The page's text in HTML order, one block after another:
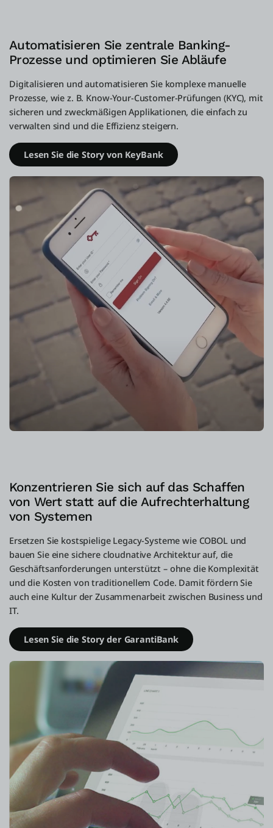
Automatisieren Sie zentrale Banking-
Prozesse und optimieren Sie Abläufe
Digitalisieren und automatisieren Sie komplexe manuelle
Prozesse, wie z. B. Know-Your-Customer-Prüfungen (KYC), mit
sicheren und zweckmäßigen Applikationen, die einfach zu
verwalten sind und die Effizienz steigern.
Lesen Sie die Story von KeyBank
Konzentrieren Sie sich auf das Schaffen
von Wert statt auf die Aufrechterhaltung
von Systemen
Ersetzen Sie kostspielige Legacy-Systeme wie COBOL und
bauen Sie eine sichere cloudnative Architektur auf, die
Geschäftsanforderungen unterstützt – ohne die Komplexität
und die Kosten von traditionellem Code. Damit fördern Sie
auch eine Kultur der Zusammenarbeit zwischen Business und
IT.
Lesen Sie die Story der GarantiBank